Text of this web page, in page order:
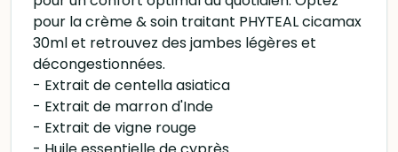
pour la crème & soin traitant PHYTEAL cicamax
30ml et retrouvez des jambes légères et
décongestionnées.
- Extrait de centella asiatica
- Extrait de marron d'Inde
- Extrait de vigne rouge